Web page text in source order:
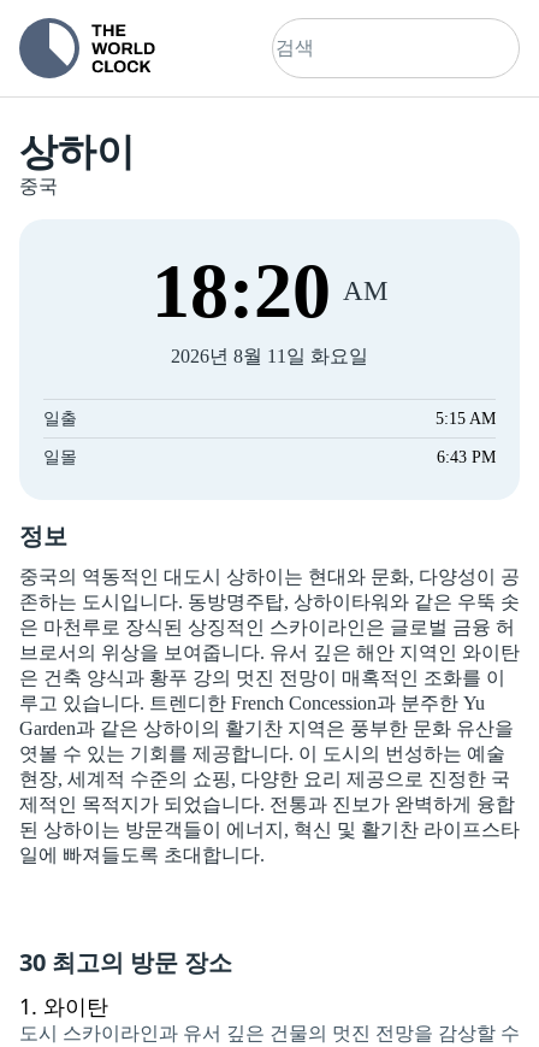
상하이
중국
18:21 AM
2026년 8월 11일 화요일
일출 5:15 AM
일몰 6:43 PM
정보
중국의 역동적인 대도시 상하이는 현대와 문화, 다양성이 공
존하는 도시입니다. 동방명주탑, 상하이타워와 같은 우뚝 솟
은 마천루로 장식된 상징적인 스카이라인은 글로벌 금융 허
브로서의 위상을 보여줍니다. 유서 깊은 해안 지역인 와이탄
은 건축 양식과 황푸 강의 멋진 전망이 매혹적인 조화를 이
루고 있습니다. 트렌디한 French Concession과 분주한 Yu
Garden과 같은 상하이의 활기찬 지역은 풍부한 문화 유산을
엿볼 수 있는 기회를 제공합니다. 이 도시의 번성하는 예술
현장, 세계적 수준의 쇼핑, 다양한 요리 제공으로 진정한 국
제적인 목적지가 되었습니다. 전통과 진보가 완벽하게 융합
된 상하이는 방문객들이 에너지, 혁신 및 활기찬 라이프스타
일에 빠져들도록 초대합니다.
30 최고의 방문 장소
1. 와이탄
도시 스카이라인과 유서 깊은 건물의 멋진 전망을 감상할 수